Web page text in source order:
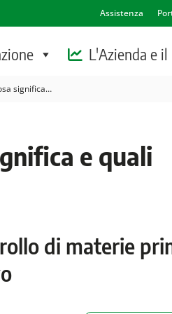
Assistenza
L'Azienda e il
significa…
e quali
di materie